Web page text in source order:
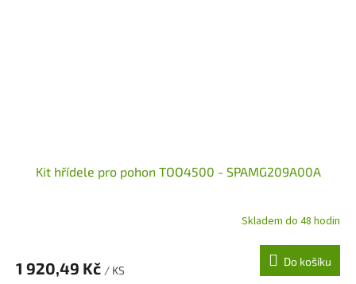
Kit hřídele pro pohon TOO4500 - SPAMG209A00A
Skladem do 48 hodin
1 920,49 Kč / KS
Do košíku